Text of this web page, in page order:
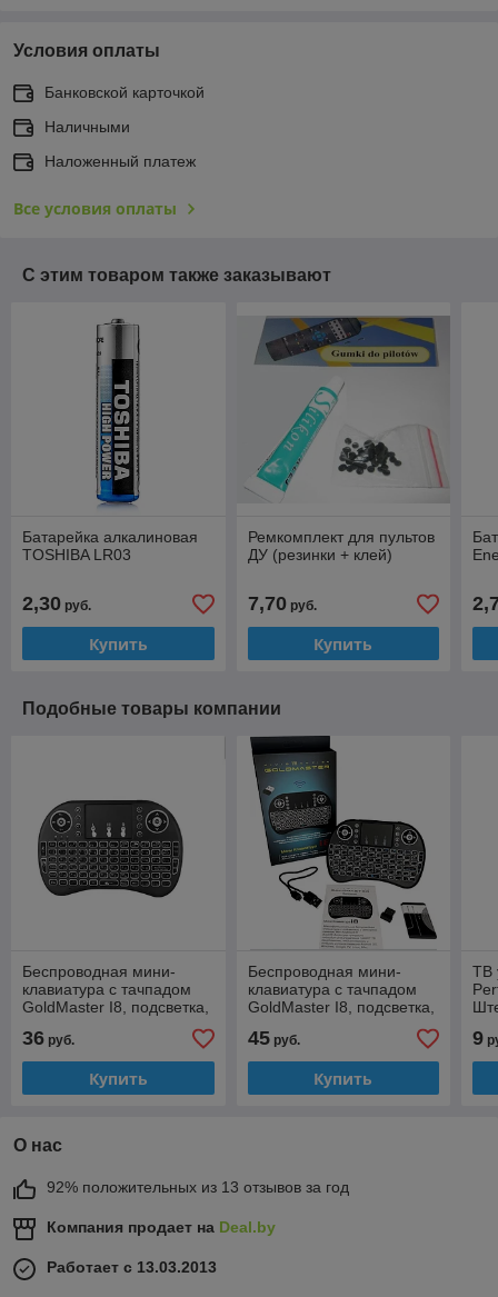
Условия оплаты
Банковской карточкой
Наличными
Наложенный платеж
Все условия оплаты
С этим товаром также заказывают
Батарейка алкалиновая
TOSHIBA LR03
2,30 руб.
Купить
Ремкомплект для пультов
ДУ (резинки + клей)
7,70руб.
Купить
Подобные товары компании
Беспроводная мини-
клавиатура с тачпадом
GoldMaster I8, подсветка,
клавиатура, питание ААА
36 руб.
Купить
Беспроводная мини-
клавиатура с тачпадом
GoldMaster I8, подсветка,
клавиатура
45руб.
Купить
ТВ
9
О нас
92% положительных из 13 отзывов за год
Компания продает на Deal.by
Работает с 13.03.2013